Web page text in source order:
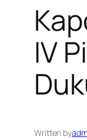
IV
Written by